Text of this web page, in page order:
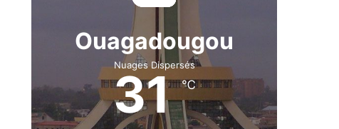
Ouagadougou
Nuages Dispersés
31℃